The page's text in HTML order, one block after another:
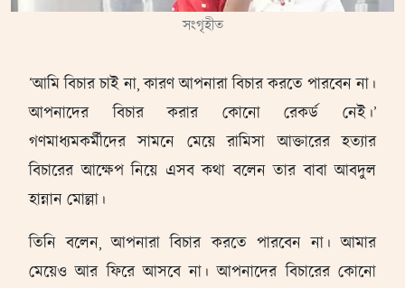
সংগৃহীত
‌‘আমি বিচার চাই না, কারণ আপনারা বিচার করতে পারবেন না।
আপনাদের বিচার করার কোনো রেকর্ড নেই।’
গণমাধ্যমকর্মীদের সামনে মেয়ে রামিসা আক্তারের হত্যার
বিচারের আক্ষেপ নিয়ে এসব কথা বলেন তার বাবা আবদুল
হান্নান মোল্লা।
তিনি বলেন, আপনারা বিচার করতে পারবেন না। আমার
মেয়েও আর ফিরে আসবে না। আপনাদের বিচারের কোনো